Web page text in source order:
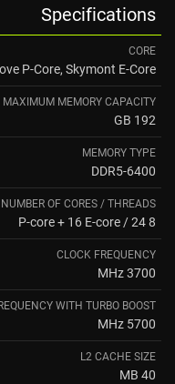
Specifications
CORE
P-Core, Skymont E-Core
MAXIMUM MEMORY CAPACITY
192 GB
MEMORY TYPE
DDR5-6400
NUMBER OF CORES / THREADS
8 P-core + 16 E-core / 24
CLOCK FREQUENCY
3700 MHz
WITH TURBO BOOST
5700 MHz
L2 CACHE SIZE
40 MB